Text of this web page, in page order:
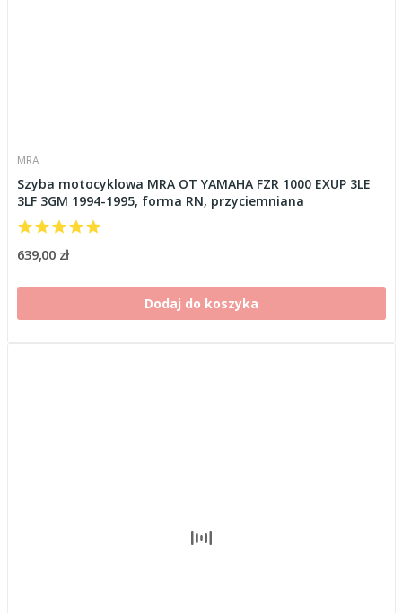
MRA
Szyba motocyklowa MRA OT YAMAHA FZR 1000 EXUP 3LE
3LF 3GM 1994-1995, forma RN, przyciemniana
639,00 zł
Dodaj do koszyka